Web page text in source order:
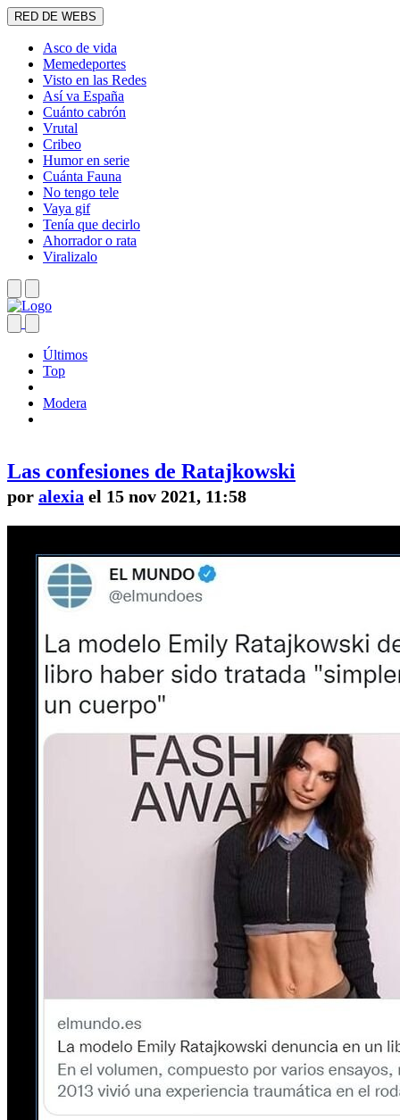
RED DE WEBS
Asco de vida
Memedeportes
Visto en las Redes
Así va España
Cuánto cabrón
Vrutal
Cribeo
Humor en serie
Cuánta Fauna
No tengo tele
Vaya gif
Tenía que decirlo
Ahorrador o rata
Viralizalo
Últimos
Top
Modera
Las confesiones de Ratajkowski
por alexia el 15 nov 2021, 11:58